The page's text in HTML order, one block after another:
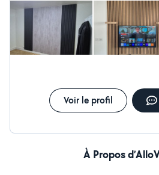
Voir le profil
À Propos